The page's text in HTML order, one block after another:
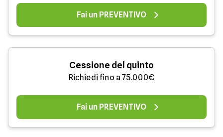
Fai un PREVENTIVO
Cessione del quinto
Richiedi fino a 75.000€
Fai un PREVENTIVO